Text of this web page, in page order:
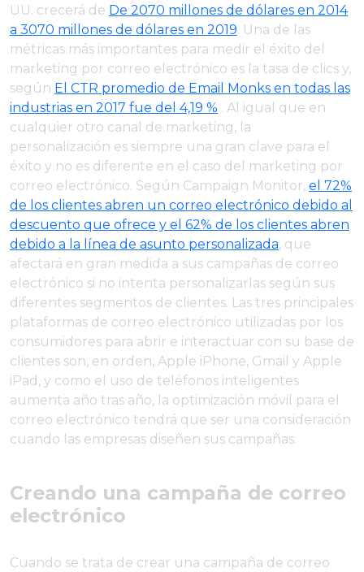
UU. crecerá de De 2070 millones de dólares en 2014
a 3070 millones de dólares en 2019. Una de las
métricas más importantes para medir el éxito del
marketing por correo electrónico es la tasa de clics y,
según El CTR promedio de Email Monks en todas las
industrias en 2017 fue del 4,19 % . Al igual que en
cualquier otro canal de marketing, la
personalización es siempre una gran clave para el
éxito y no es diferente en el caso del marketing por
correo electrónico. Según Campaign Monitor, el 72%
de los clientes abren un correo electrónico debido al
descuento que ofrece y el 62% de los clientes abren
debido a la línea de asunto personalizada, que
afectará en gran medida a sus campañas de correo
electrónico si no intenta personalizarlas según sus
diferentes segmentos de clientes. Las tres principales
plataformas de correo electrónico utilizadas por los
consumidores para abrir e interactuar con su base de
clientes son, en orden, Apple iPhone, Gmail y Apple
iPad, y como el uso de teléfonos inteligentes
aumenta año tras año, la optimización móvil para el
correo electrónico tendrá que ser una consideración
cuando las empresas diseñen sus campañas.
Creando una campaña de correo
electrónico
Cuando se trata de crear una campaña de correo